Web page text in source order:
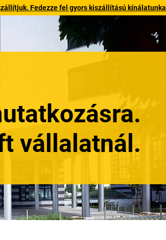
Fedezze fel gyors kiszállítású
vállalatnál.